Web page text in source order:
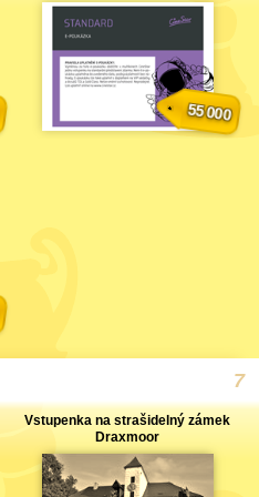
55 000
Vstupenka na strašidelný zámek
Draxmoor